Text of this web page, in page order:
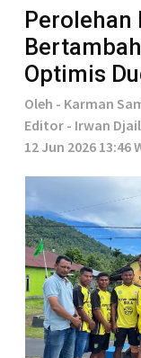
Perolehan
Optimis
Oleh - Karman
Editor - Irwan
12 Jun 2026 13:46